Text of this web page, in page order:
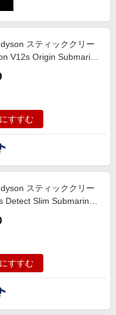
スティッククリー
V12s Origin Submarine
ッケル SV49SU
すすむ
スティッククリー
Detect Slim Submarine
ッケル SV46SU
すすむ